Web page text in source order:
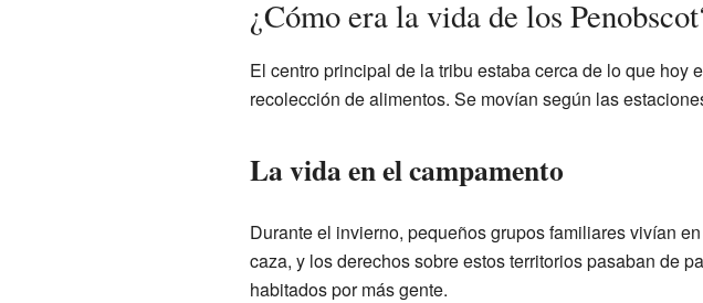
¿Cómo era la vida de los
El centro principal de la tribu estaba cerca de lo que
recolección de alimentos. Se movían según las
La vida en el campamento
Durante el invierno, pequeños grupos familiares vivían
caza, y los derechos sobre estos territorios pasaban de
habitados por más gente.